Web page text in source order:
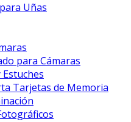
Uñas
para Cámaras
Estuches
Tarjetas de Memoria